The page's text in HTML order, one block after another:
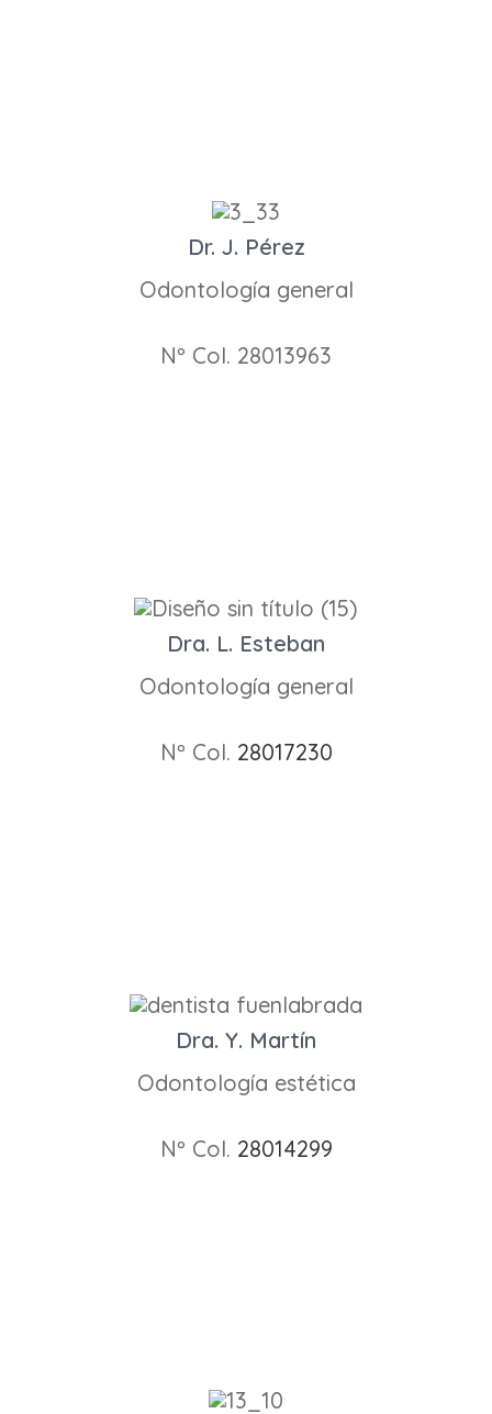
Dr. J. Pérez
Odontología general
Nº Col. 28013963
Dra. L. Esteban
Odontología general
Nº Col. 28017230
Dra. Y. Martín
Odontología estética
Nº Col. 28014299